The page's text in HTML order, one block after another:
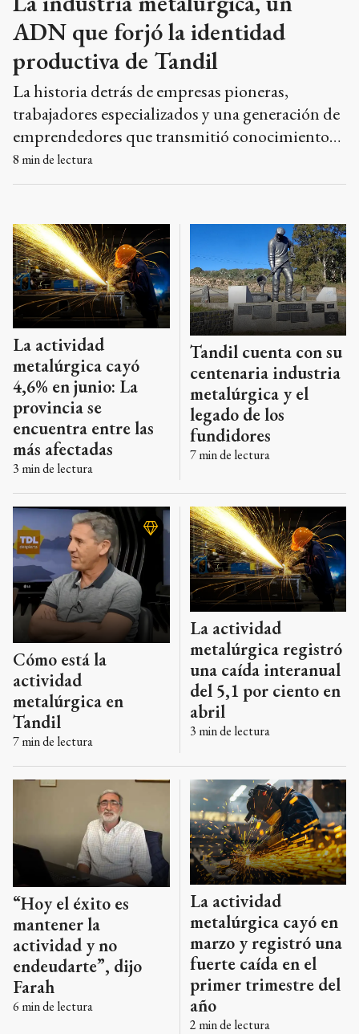
ADN que forjó la identidad
productiva de Tandil
La historia detrás de empresas pioneras,
trabajadores especializados y una generación de
emprendedores que transmitió conocimientos
y dio origen a decenas de firmas que todavía hoy
forman parte del entramado productivo local.
8 min de lectura
La actividad
metalúrgica cayó
4,6% en junio: La
provincia se
encuentra entre las
más afectadas
3 min de lectura
Tandil cuenta con su
centenaria industria
metalúrgica y el
legado de los
fundidores
7min de lectura
Cómo está la
actividad
metalúrgica en
Tandil
7min de lectura
La actividad
metalúrgica registró
una caída interanual
del 5,1 por ciento en
abril
3 min de lectura
“Hoy el éxito es
mantener la
actividad y no
endeudarte”, dijo
Farah
6 min de lectura
La actividad
metalúrgica cayó en
marzo y registró una
fuerte caída en el
primer trimestre del
año
2 min de lectura